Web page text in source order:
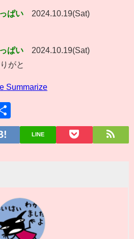
ぱい
2024.10.19(Sat)
ぱい
2024.10.19(Sat)
がと
Summarize
有
LINE